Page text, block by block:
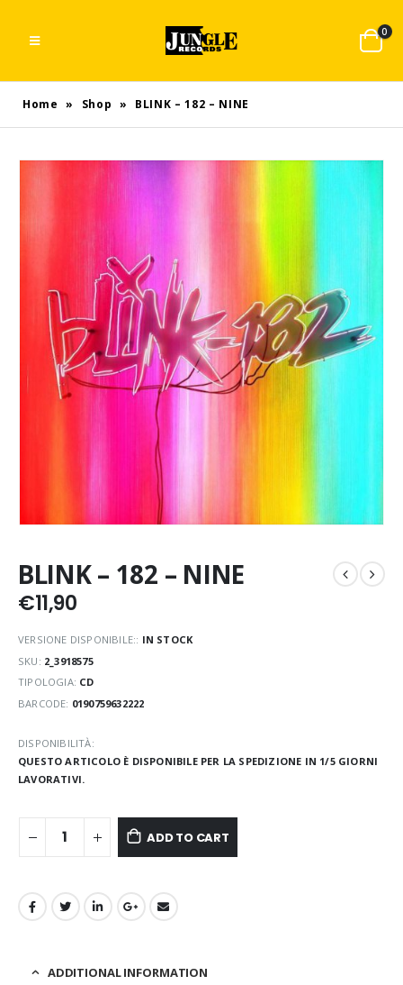
0
Home » Shop » BLINK – 182 – NINE
BLINK – 182 – NINE
€11,90
VERSIONE DISPONIBILE:: IN STOCK
SKU: 2_3918575
TIPOLOGIA: CD
BARCODE: 0190759632222
DISPONIBILITÀ:
QUESTO ARTICOLO È DISPONIBILE PER LA SPEDIZIONE IN 1/5 GIORNI
LAVORATIVI.
ADD TO CART
ADDITIONAL INFORMATION